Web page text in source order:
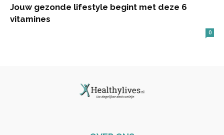
Jouw gezonde lifestyle begint met deze 6
vitamines
0